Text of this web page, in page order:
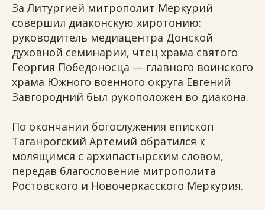
За Литургией митрополит Меркурий
совершил диаконскую хиротонию:
руководитель медиацентра Донской
духовной семинарии, чтец храма святого
Георгия Победоносца — главного воинского
храма Южного военного округа Евгений
Завгородний был рукоположен во диакона.
По окончании богослужения епископ
Таганрогский Артемий обратился к
молящимся с архипастырским словом,
передав благословение митрополита
Ростовского и Новочеркасского Меркурия.